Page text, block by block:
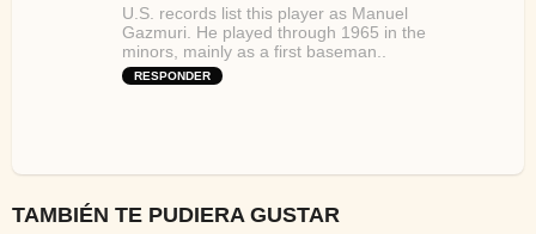
U.S. records list this player as Manuel
Gazmuri. He played through 1965 in the
minors, mainly as a first baseman..
RESPONDER
TAMBIÉN TE PUDIERA GUSTAR